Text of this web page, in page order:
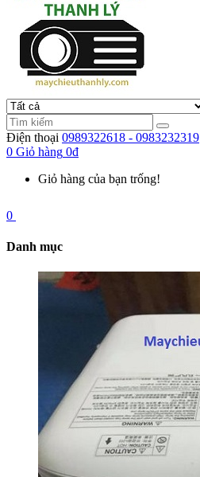
Điện thoại 0989322618 - 0983232319
0 Giỏ hàng 0đ
Giỏ hàng của bạn trống!
0
Danh mục